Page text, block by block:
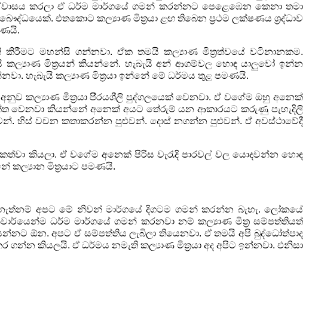
කරලා ඒ ධර්ම මාර්ගයේ ගමන් කරන්නට පෙළෙඹෙන කෙනා තමා
එතකොට කල්‍යාණ මිත්‍රයා ළඟ තිබෙන ප්‍රථම ලක්ෂණය ශ්‍රද්ධාව
කිරීමට මහන්සි ගන්නවා. ඒක තමයි කල්‍යාණ මිත්‍රත්වයේ වටිනානකම.
මිත්‍රයන් කියන්නේ. හැබැයි අන් ආගම්වල හොඳ යාලුවෝ ඉන්න
හැබැයි කල්‍යාණ මිත්‍රයා ඉන්නේ මේ ධර්මය තුළ පමණයි.
කල්‍යාණ මිත්‍රයා පි‍්‍රයශීලි පුද්ගලයෙක් වෙනවා. ඒ වගේම ඔහු අනෙක්
වෙනවා කියන්නේ අනෙක් අයට තේරුම් යන ආකාරයට කරුණු පැහැදිලි
හිස් වචන කතාකරන්න පුළුවන්. දොස් නගන්න පුළුවන්. ඒ අවස්ථාවේදී
කියලා. ඒ වගේම අනෙක් පිරිස වැරැදි පාරවල් වල යොදවන්න හොඳ
මිත්‍රයාට පමණයි.
අපට මේ නිවන් මාර්ගයේ දිගටම ගමන් කරන්න බැහැ. ලෝකයේ
ධර්ම මාර්ගයේ ගමන් කරනවා නම් කල්‍යාණ මිත්‍ර සම්පත්තියත්
ඕන. අපට ඒ සම්පත්තිය ලැබිලා තියෙනවා. ඒ තමයි අපි බුද්ධෝත්පාද
ගන්න කියලයි. ඒ ධර්මය නමැති කල්‍යාණ මිත්‍රයා අද අපිට ඉන්නවා. එනිසා